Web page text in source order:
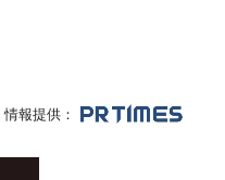
情報提供：